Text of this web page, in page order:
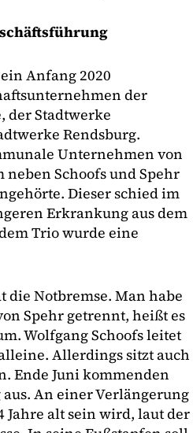
Anfang 2020
der
der Stadtwerke
Rendsburg.
Unternehmen von
Schoofs und Spehr
Dieser schied im
Erkrankung aus dem
Trio wurde eine
die Notbremse. Man habe
Spehr getrennt, heißt es
Wolfgang Schoofs leitet
Allerdings sitzt auch
Ende Juni kommenden
An einer Verlängerung
Jahre alt sein wird, laut der